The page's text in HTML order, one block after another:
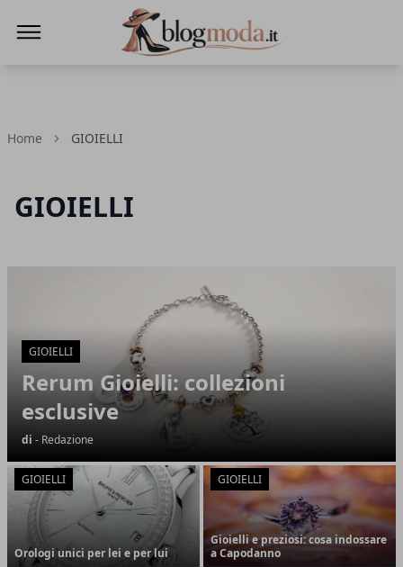
Home GIOIELLI
GIOIELLI
GIOIELLI
Rerum Gioielli: collezioni
esclusive
di - Redazione
GIOIELLI
Orologi unici per lei e per lui
GIOIELLI
Gioielli e preziosi: cosa indossare
a Capodanno